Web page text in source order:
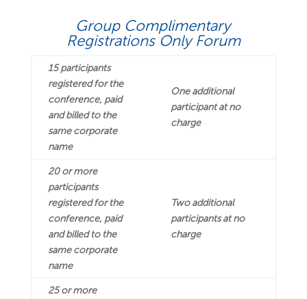
Group Complimentary
Registrations Only Forum
15 participants
registered for the
conference, paid
and billed to the
same corporate
name
One additional
participant at no
charge
20 or more
participants
registered for the
conference, paid
and billed to the
same corporate
name
Two additional
participants at no
charge
25 or more